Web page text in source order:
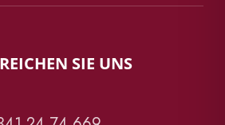
SIE UNS